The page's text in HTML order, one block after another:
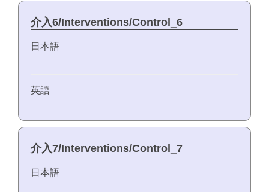
介入6/Interventions/Control_6
日本語
英語
介入7/Interventions/Control_7
日本語